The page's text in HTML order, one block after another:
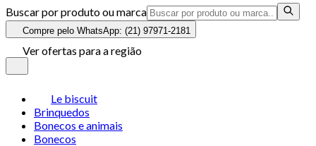
Buscar por produto ou marca
Compre pelo WhatsApp: (21) 97971-2181
Ver ofertas para a região
Le biscuit
Brinquedos
Bonecos e animais
Bonecos